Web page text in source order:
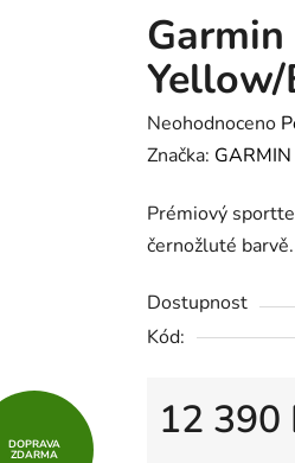
Průměrné
hodnocení
je
0,0
5
hvězdiček.
Neohodnoceno
Značka: GARMIN
Prémiový
černožluté barvě.
Dostupnost
Kód:
12 390
DOPRAVA
ZDARMA